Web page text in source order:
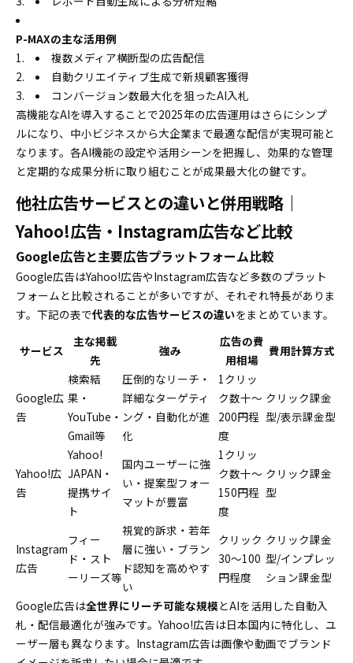
P-MAXの主な活用例
複数メディア横断型の広告配信
自動クリエイティブ生成で新規顧客獲得
コンバージョン数最大化を狙ったAI入札
高機能なAIを導入することで2025年の広告運用はさらにシンプ
ルになり、中小ビジネスから大企業まで最適な配信が実現可能と
なります。各AI機能の設定や活用シーンを把握し、効果的な管理
と定期的な成果分析に取り組むことが成果最大化の鍵です。
他社広告サービスとの違いと併用戦略｜
Yahoo!広告・Instagram広告など比較
Google広告と主要広告プラットフォーム比較
Google広告はYahoo!広告やInstagram広告など多数のプラット
フォームと比較されることが多いですが、それぞれ特長がありま
す。下記の表で代表的な広告サービスの違いをまとめています。
サービス
主な掲載
先
強み
広告の費
用相場
費用計算方式
Google広
告
検索結
果・
YouTube・
Gmail等
圧倒的なリーチ・
詳細なターゲティ
ング・自動化が進
化
1クリッ
ク数十～
200円程
度
クリック課金
型/表示課金型
Yahoo!広
告
Yahoo!
JAPAN・
提携サイ
ト
国内ユーザーに強
い・提案型フォー
マットが豊富
1クリッ
ク数十～
150円程
度
クリック課金
型
Instagram
広告
フィー
ド・スト
ーリーズ等
視覚的訴求・若年
層に強い・ブラン
ド認知を高めやす
い
クリック
30～100
円程度
クリック課金
型/インプレッ
ション課金型
Google広告は全世界にリーチ可能な規模とAIを活用した自動入
札・配信最適化が強みです。Yahoo!広告は日本国内に特化し、ユ
ーザー層も異なります。Instagram広告は画像や動画でブランド